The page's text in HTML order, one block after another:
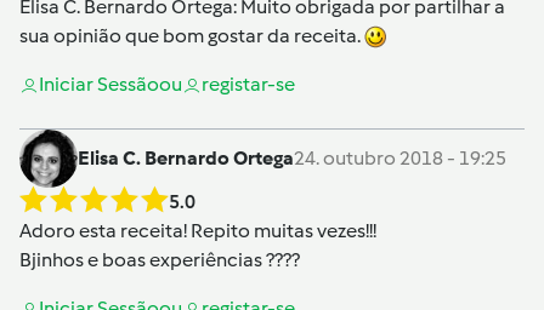
Elisa C. Bernardo Ortega: Muito obrigada por partilhar a
sua opinião que bom gostar da receita.
Iniciar Sessãoou registar-se
Elisa C. Bernardo Ortega24. outubro 2018 - 19:25
5.0
Adoro esta receita! Repito muitas vezes!!!
Bjinhos e boas experiências ????